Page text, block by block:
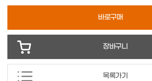
바로구매
장바구니
목록가기